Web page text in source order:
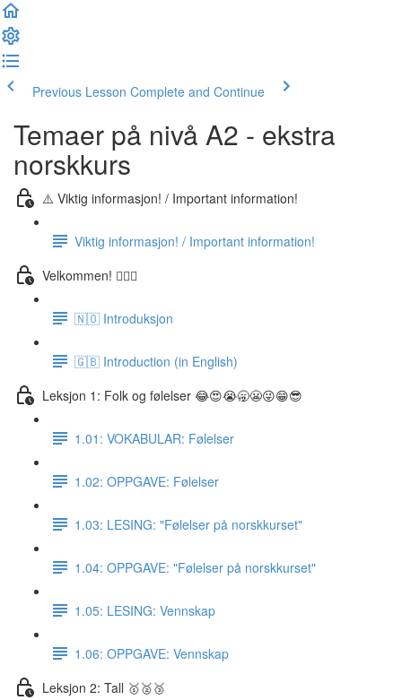
Previous Lesson Complete and Continue
Temaer på nivå A2 - ekstra
norskkurs
⚠️ Viktig informasjon! / Important information!
Viktig informasjon! / Important information!
Velkommen! 🙋🏼‍♂️
🇳🇴 Introduksjon
🇬🇧 Introduction (in English)
Leksjon 1: Folk og følelser 😂😍😭🥱😬😜😁😎
1.01: VOKABULAR: Følelser
1.02: OPPGAVE: Følelser
1.03: LESING: "Følelser på norskkurset"
1.04: OPPGAVE: "Følelser på norskkurset"
1.05: LESING: Vennskap
1.06: OPPGAVE: Vennskap
Leksjon 2: Tall 🥇🥈🥉